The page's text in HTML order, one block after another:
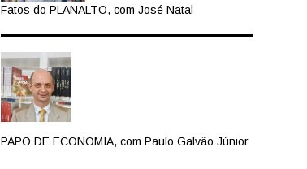
Fatos do PLANALTO, com José Natal
PAPO DE ECONOMIA, com Paulo Galvão Júnior